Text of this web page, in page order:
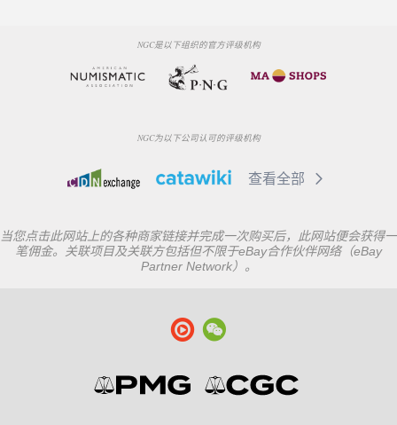
NGC是以下组织的官方评级机构
NGC为以下公司认可的评级机构
查看全部
当您点击此网站上的各种商家链接并完成一次购买后，此网站便会获得一
笔佣金。关联项目及关联方包括但不限于eBay合作伙伴网络（eBay
Partner Network）。